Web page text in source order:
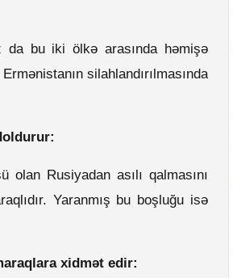
da bu iki ölkə arasında həmişə
silahlandırılmasında
Rusiyadan asılı qalmasını
Yaranmış bu boşluğu isə
xidmət edir: